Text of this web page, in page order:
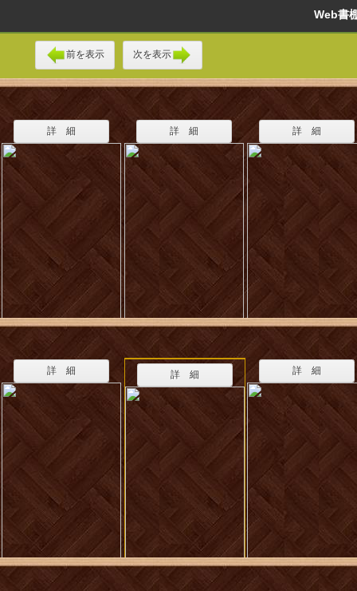
Web
前を表示 次を表示
詳 細 詳 細 詳 細
詳 細 詳 細 詳 細